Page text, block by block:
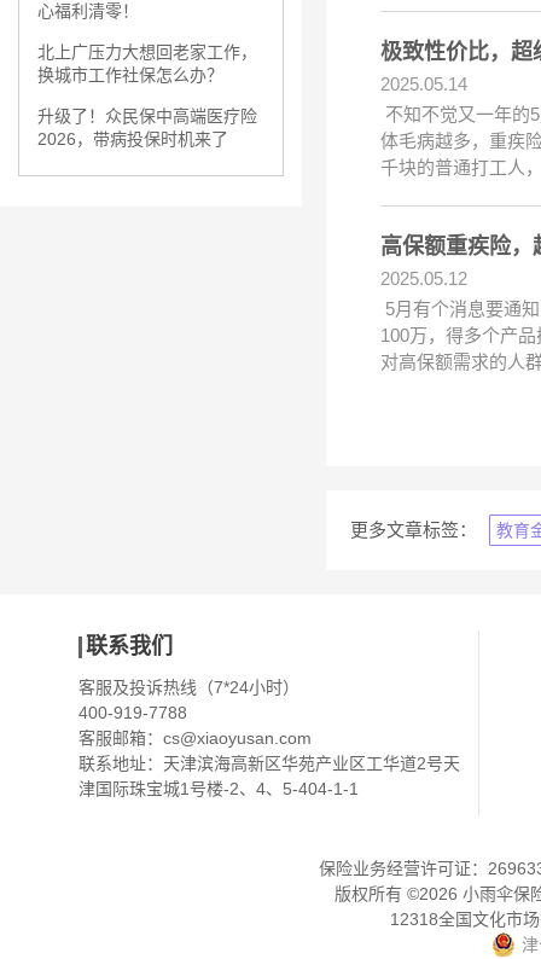
心福利清零！
北上广压力大想回老家工作，
换城市工作社保怎么办？
升级了！众民保中高端医疗险
2026，带病投保时机来了
极致性价比，超
2025.05.14
不知不觉又一年的
体毛病越多，重疾
千块的普通打工人
高保额重疾险，
2025.05.12
5月有个消息要通
100万，得多个产
对高保额需求的人
更多文章标签： 教育
联系我们
客服及投诉热线（7*24小时）
400-919-7788
客服邮箱： cs@xiaoyusan.com
联系地址：天津滨海高新区华苑产业区工华道2号天
津国际珠宝城1号楼-2、4、5-404-1-1
保险业务经营许可证：
版权所有 ©2026 小雨伞保
12318全国文化市